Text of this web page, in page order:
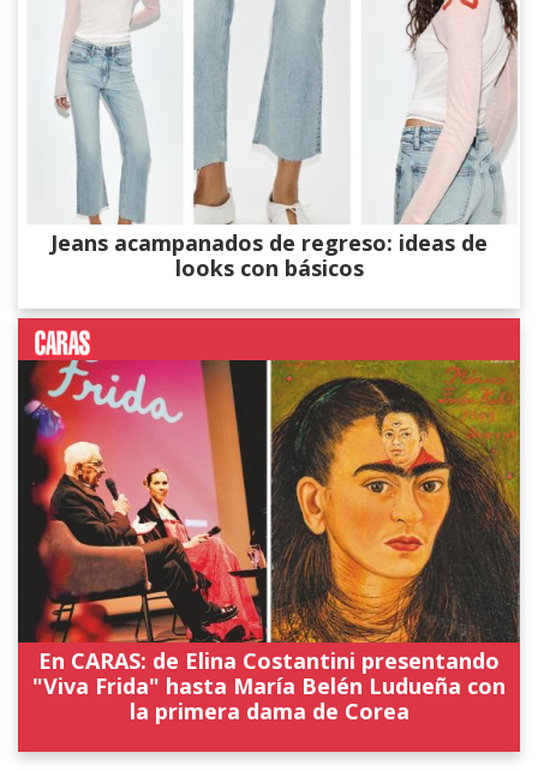
Jeans acampanados de regreso: ideas de
looks con básicos
En CARAS: de Elina Costantini presentando
"Viva Frida" hasta María Belén Ludueña con
la primera dama de Corea